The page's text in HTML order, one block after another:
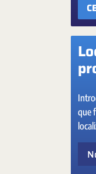
que